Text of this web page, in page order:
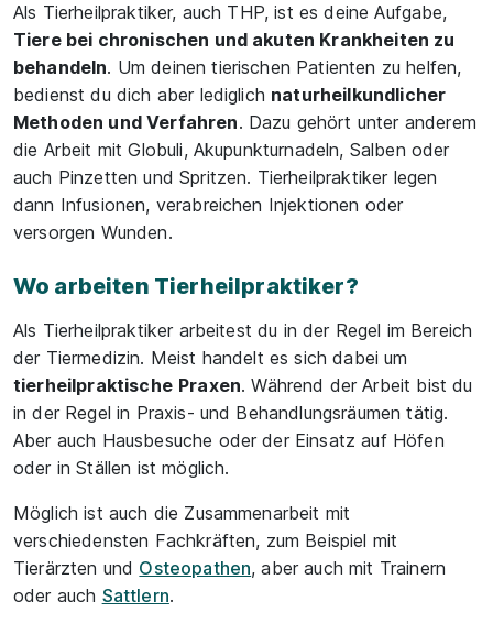
Als Tierheilpraktiker, auch THP, ist es deine Aufgabe,
Tiere bei chronischen und akuten Krankheiten zu
behandeln. Um deinen tierischen Patienten zu helfen,
bedienst du dich aber lediglich naturheilkundlicher
Methoden und Verfahren. Dazu gehört unter anderem
die Arbeit mit Globuli, Akupunkturnadeln, Salben oder
auch Pinzetten und Spritzen. Tierheilpraktiker legen
dann Infusionen, verabreichen Injektionen oder
versorgen Wunden.
Wo arbeiten Tierheilpraktiker?
Als Tierheilpraktiker arbeitest du in der Regel im Bereich
der Tiermedizin. Meist handelt es sich dabei um
tierheilpraktische Praxen. Während der Arbeit bist du
in der Regel in Praxis- und Behandlungsräumen tätig.
Aber auch Hausbesuche oder der Einsatz auf Höfen
oder in Ställen ist möglich.
Möglich ist auch die Zusammenarbeit mit
verschiedensten Fachkräften, zum Beispiel mit
Tierärzten und Osteopathen, aber auch mit Trainern
oder auch Sattlern.